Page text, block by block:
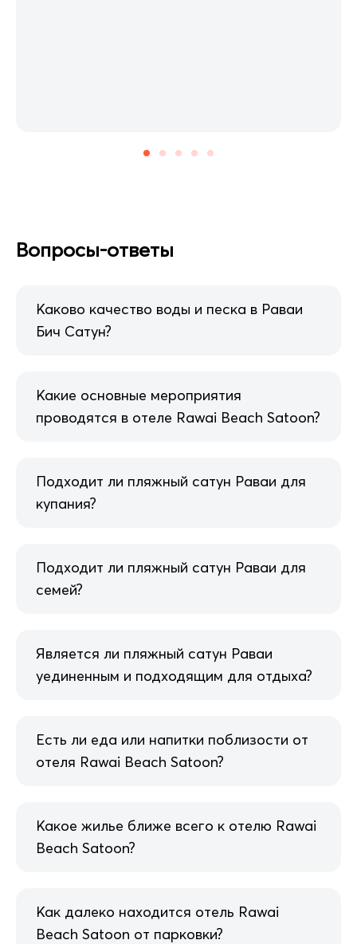
Вопросы-ответы
Каково качество воды и песка в Раваи
Бич Сатун?
Какие основные мероприятия
проводятся в отеле Rawai Beach Satoon?
Подходит ли пляжный сатун Раваи для
купания?
Подходит ли пляжный сатун Раваи для
семей?
Является ли пляжный сатун Раваи
уединенным и подходящим для отдыха?
Есть ли еда или напитки поблизости от
отеля Rawai Beach Satoon?
Какое жилье ближе всего к отелю Rawai
Beach Satoon?
Как далеко находится отель Rawai
Beach Satoon от парковки?